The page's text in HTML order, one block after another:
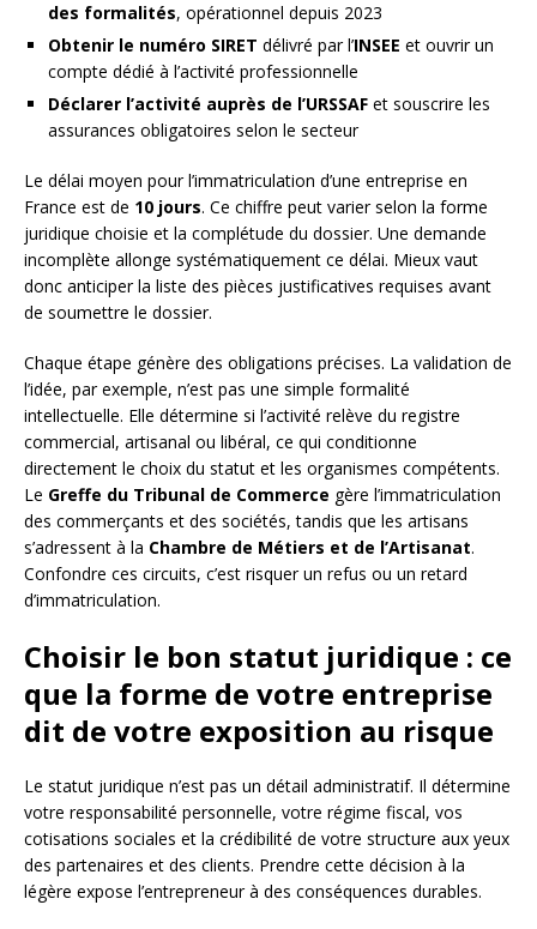
des formalités, opérationnel depuis 2023
Obtenir le numéro SIRET délivré par l’INSEE et ouvrir un
compte dédié à l’activité professionnelle
Déclarer l’activité auprès de l’URSSAF et souscrire les
assurances obligatoires selon le secteur
Le délai moyen pour l’immatriculation d’une entreprise en
France est de 10 jours. Ce chiffre peut varier selon la forme
juridique choisie et la complétude du dossier. Une demande
incomplète allonge systématiquement ce délai. Mieux vaut
donc anticiper la liste des pièces justificatives requises avant
de soumettre le dossier.
Chaque étape génère des obligations précises. La validation de
l’idée, par exemple, n’est pas une simple formalité
intellectuelle. Elle détermine si l’activité relève du registre
commercial, artisanal ou libéral, ce qui conditionne
directement le choix du statut et les organismes compétents.
Le Greffe du Tribunal de Commerce gère l’immatriculation
des commerçants et des sociétés, tandis que les artisans
s’adressent à la Chambre de Métiers et de l’Artisanat.
Confondre ces circuits, c’est risquer un refus ou un retard
d’immatriculation.
Choisir le bon statut juridique : ce
que la forme de votre entreprise
dit de votre exposition au risque
Le statut juridique n’est pas un détail administratif. Il détermine
votre responsabilité personnelle, votre régime fiscal, vos
cotisations sociales et la crédibilité de votre structure aux yeux
des partenaires et des clients. Prendre cette décision à la
légère expose l’entrepreneur à des conséquences durables.